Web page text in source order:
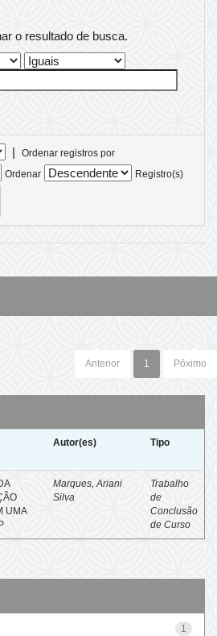
o resultado de busca.
|
Ordenar registros por
Ordenar
Registro(s)
Anterior 1 Póximo
Autor(es) Tipo
UMA
Marques, Ariani
Silva
Trabalho
de
Conclusão
de Curso
1